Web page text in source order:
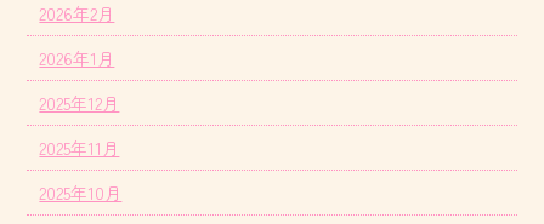
2026年2月
2026年1月
2025年12月
2025年11月
2025年10月